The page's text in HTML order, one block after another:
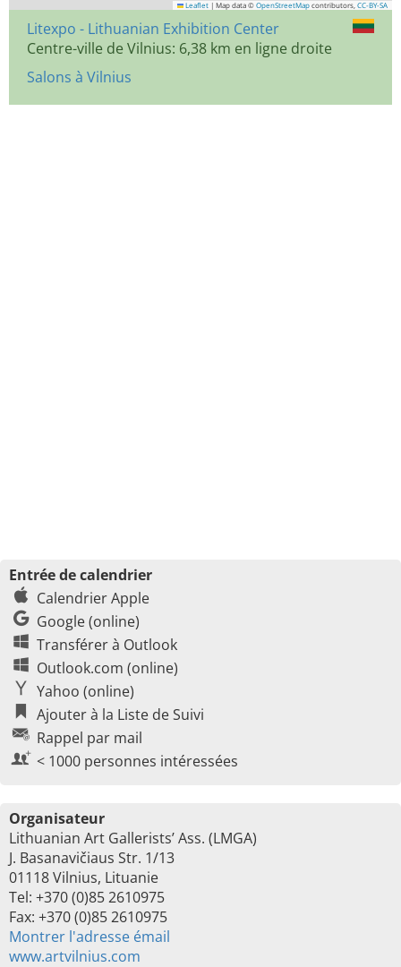
Leaflet | Map data © OpenStreetMap contributors, CC-BY-SA
Litexpo - Lithuanian Exhibition Center
Centre-ville de Vilnius: 6,38 km en ligne droite
Salons à Vilnius
Entrée de calendrier
Calendrier Apple
Google (online)
Transférer à Outlook
Outlook.com (online)
Yahoo (online)
Ajouter à la Liste de Suivi
Rappel par mail
< 1000 personnes intéressées
Organisateur
Lithuanian Art Gallerists’ Ass. (LMGA)
J. Basanavičiaus Str. 1/13
01118 Vilnius, Lituanie
Tel: +370 (0)85 2610975
Fax: +370 (0)85 2610975
Montrer l'adresse émail
www.artvilnius.com